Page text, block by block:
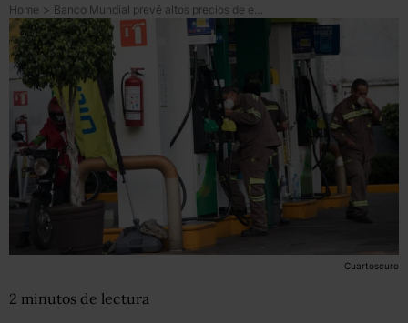
Home > Banco Mundial prevé altos precios de energía y alimentos hasta fines de 2024
Cuartoscuro
2 minutos de lectura